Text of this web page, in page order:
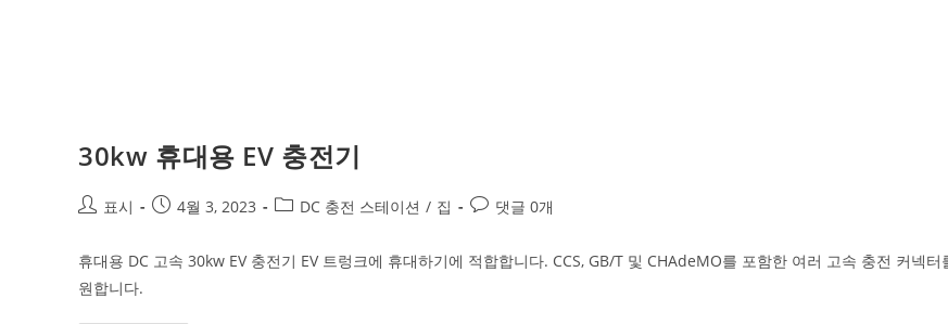
30kw 휴대용 EV 충전기
표시 4월 3, 2023 DC 충전 스테이션 / 집 댓글 0개
휴대용 DC 고속 30kw EV 충전기 EV 트렁크에 휴대하기에 적합합니다. CCS, GB/T 및 CHAdeMO를 포함한 여러 고속 충전 커넥터
원합니다.